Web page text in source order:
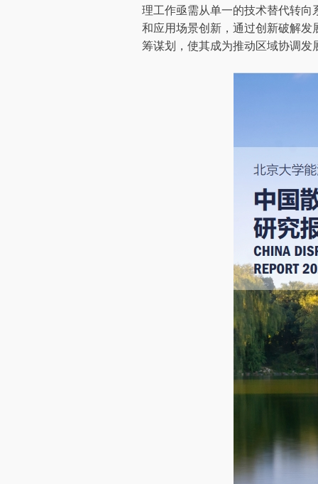
理工作亟需从单一的技术替代转
和应用场景创新，通过创新破解
筹谋划，使其成为推动区域协调发